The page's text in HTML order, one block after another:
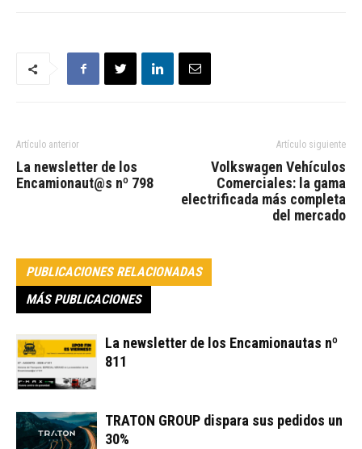
Artículo anterior
La newsletter de los
Encamionaut@s nº 798
Artículo siguiente
Volkswagen Vehículos
Comerciales: la gama
electrificada más completa
del mercado
PUBLICACIONES RELACIONADAS
MÁS PUBLICACIONES
La newsletter de los Encamionautas nº
811
TRATON GROUP dispara sus pedidos un
30%